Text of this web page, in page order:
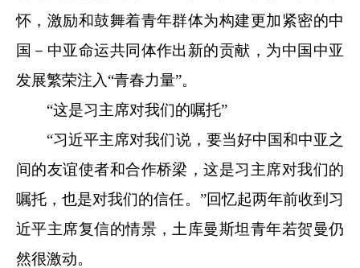
怀，激励和鼓舞着青年群体为构建更加紧密的中
国－中亚命运共同体作出新的贡献，为中国中亚
发展繁荣注入“青春力量”。
“这是习主席对我们的嘱托”
“习近平主席对我们说，要当好中国和中亚之
间的友谊使者和合作桥梁，这是习主席对我们的
嘱托，也是对我们的信任。”回忆起两年前收到习
近平主席复信的情景，土库曼斯坦青年若贺曼仍
然很激动。